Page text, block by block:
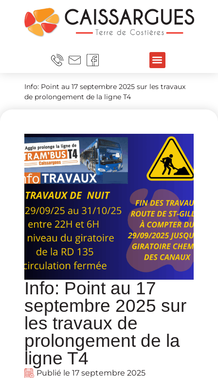
Info: Point au 17 septembre 2025 sur les travaux
de prolongement de la ligne T4
Info: Point au 17
septembre 2025 sur
les travaux de
prolongement de la
ligne T4
Publié le 17 septembre 2025